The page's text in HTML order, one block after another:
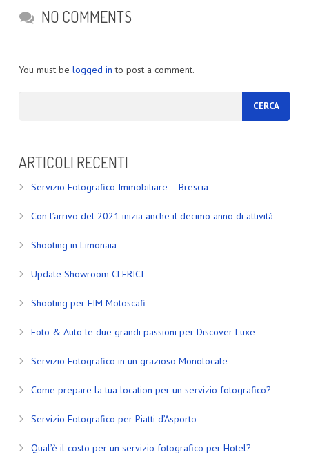
NO COMMENTS
You must be logged in to post a comment.
ARTICOLI RECENTI
Servizio Fotografico Immobiliare – Brescia
Con l’arrivo del 2021 inizia anche il decimo anno di attività
Shooting in Limonaia
Update Showroom CLERICI
Shooting per FIM Motoscafi
Foto & Auto le due grandi passioni per Discover Luxe
Servizio Fotografico in un grazioso Monolocale
Come prepare la tua location per un servizio fotografico?
Servizio Fotografico per Piatti d’Asporto
Qual’è il costo per un servizio fotografico per Hotel?